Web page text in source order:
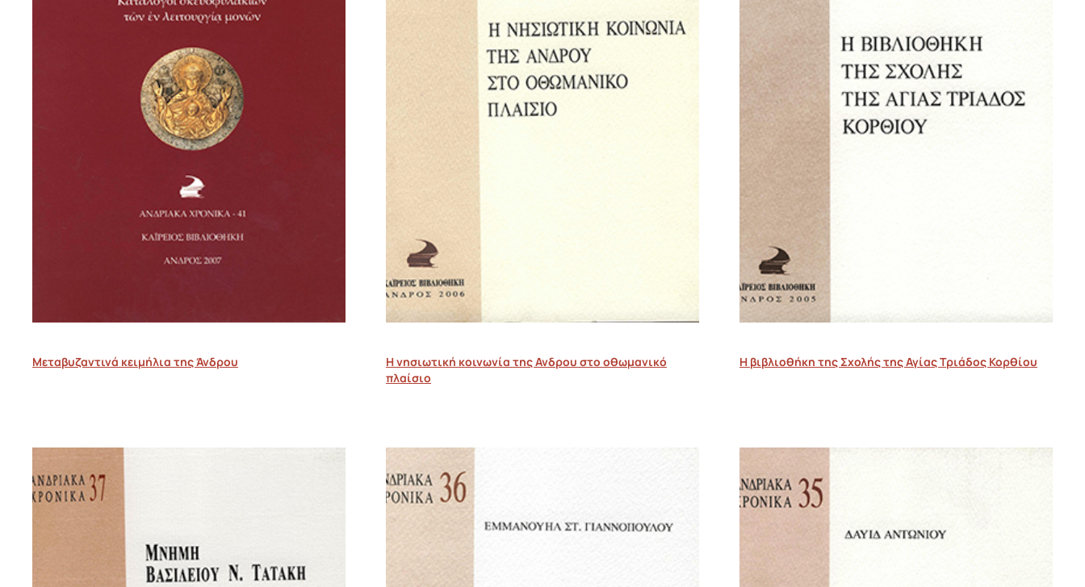
Μεταβυζαντινά κειμήλια της Άνδρου
Η νησιωτική κοινωνία της Ανδρου στο οθωμανικό
πλαίσιο
Η βιβλιοθήκη της Σχολής της Αγίας Τριάδος Κορθίου